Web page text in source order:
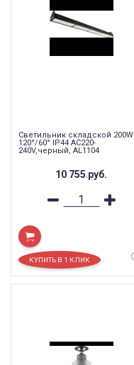
Светильник складской 200W
120°/60° IP44 AC220-
240V,черный, AL1104
10 755 руб.